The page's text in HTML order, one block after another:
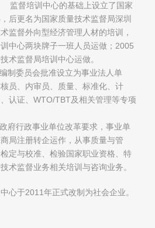
监督培训中心的基础上设立了国家
后更名为国家质量技术监督局深圳
监督外向型经济管理人材的培训，
中心两块牌子一班人员运做；2005
术监督局培训中心运做。
制委员会批准设立为事业法人单
员、内审员、质量、标准化、计
认证、WTO/TBT及相关管理等专项
府行政事业单位改革要求，事业单
局注册转企运作，从事质量与管
定与校准、检验国家职业资格、特
术监督业务相关培训与咨询业务。
心于2011年正式改制为社会企业。